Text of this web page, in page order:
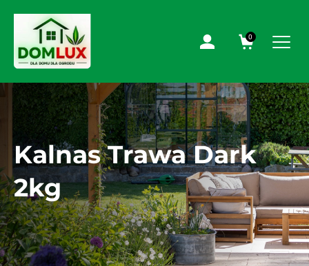
0
Kalnas Trawa Dark
2kg